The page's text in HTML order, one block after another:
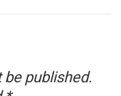
be published.